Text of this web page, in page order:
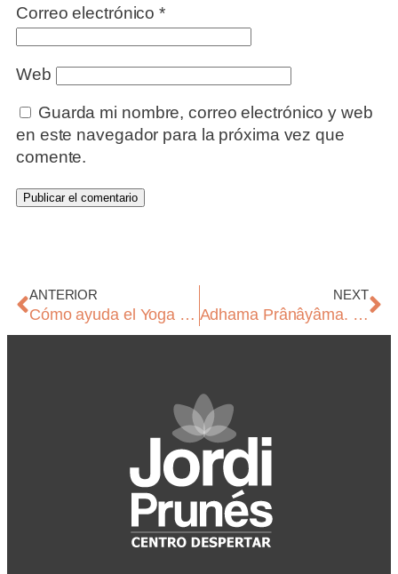
Correo electrónico*
Web
Guarda mi nombre, correo electrónico y web
en este navegador para la próxima vez que
comente.
ANTERIOR
Cómo ayuda el Yoga a reforzar el sistema inmunitario
NEXT
Adhama Prânâyâma. Respiración abdominal.